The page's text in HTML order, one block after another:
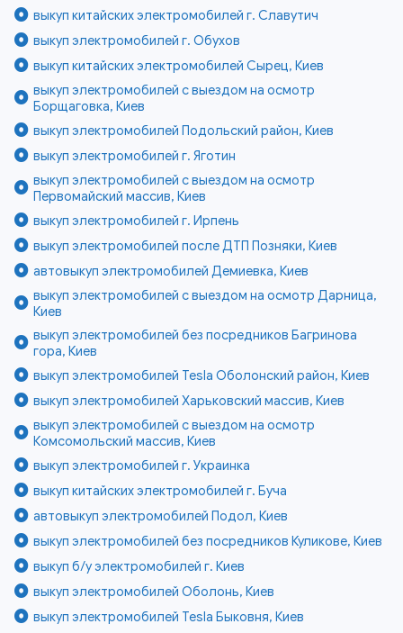
выкуп китайских электромобилей г. Славутич
выкуп электромобилей г. Обухов
выкуп китайских электромобилей Сырец, Киев
выкуп электромобилей с выездом на осмотр
Борщаговка, Киев
выкуп электромобилей Подольский район, Киев
выкуп электромобилей г. Яготин
выкуп электромобилей с выездом на осмотр
Первомайский массив, Киев
выкуп электромобилей г. Ирпень
выкуп электромобилей после ДТП Позняки, Киев
автовыкуп электромобилей Демиевка, Киев
выкуп электромобилей с выездом на осмотр Дарница,
Киев
выкуп электромобилей без посредников Багринова
гора, Киев
выкуп электромобилей Tesla Оболонский район, Киев
выкуп электромобилей Харьковский массив, Киев
выкуп электромобилей с выездом на осмотр
Комсомольский массив, Киев
выкуп электромобилей г. Украинка
выкуп китайских электромобилей г. Буча
автовыкуп электромобилей Подол, Киев
выкуп электромобилей без посредников Куликове, Киев
выкуп б/у электромобилей г. Киев
выкуп электромобилей Оболонь, Киев
выкуп электромобилей Tesla Быковня, Киев